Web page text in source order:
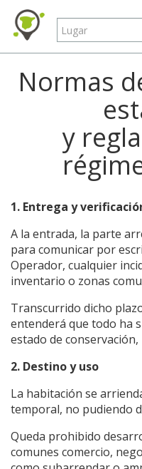
Normas
y
1. Entrega y
A la entrada, la parte
para comunicar por
Operador, cualquier
inventario o zonas
Transcurrido dicho
entenderá que todo ha
estado de conservación,
2. Destino y uso
La habitación se
temporal, no pudiendo
Queda prohibido
comunes comercio,